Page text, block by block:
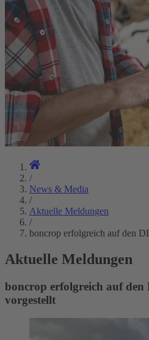
/
News & Media
/
Aktuelle Meldungen
/
boncrop erfolgreich auf den
Aktuelle Meldungen
boncrop erfolgreich auf den
vorgestellt